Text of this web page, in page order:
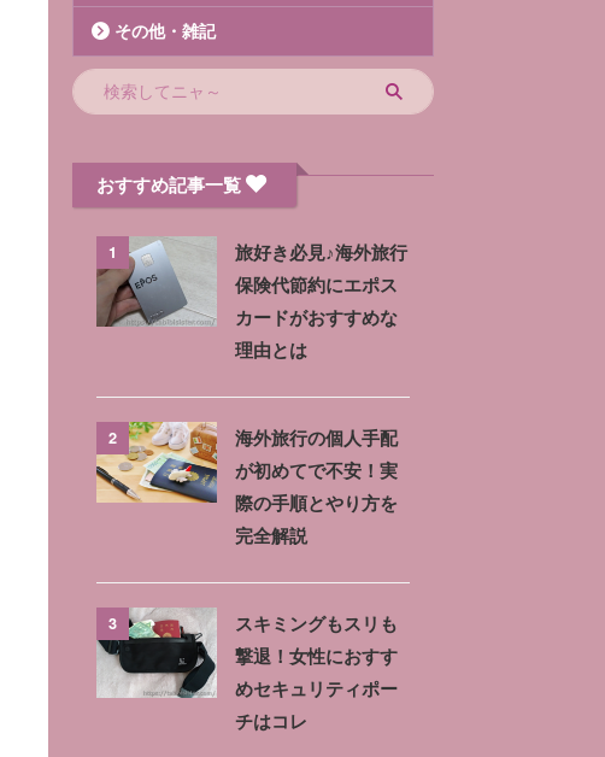
その他・雑記
おすすめ記事一覧
1
旅好き必見♪海外旅行
保険代節約にエポス
カードがおすすめな
理由とは
2
海外旅行の個人手配
が初めてで不安！実
際の手順とやり方を
完全解説
3
スキミングもスリも
撃退！女性におすす
めセキュリティポー
チはコレ